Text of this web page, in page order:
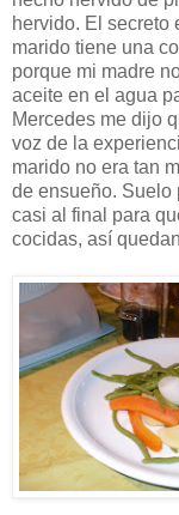
hervido. El secreto
marido tiene una
porque mi madre
aceite en el agua
Mercedes me dijo
voz de la
marido no era tan
de ensueño. Suelo
casi al final para
cocidas, así